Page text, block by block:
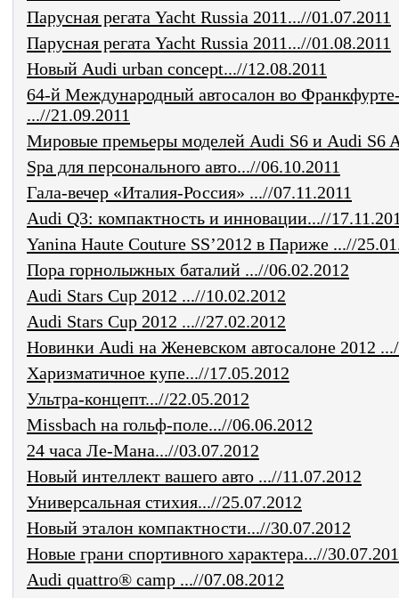
Парусная регата Yacht Russia 2011...//01.07.2011
Парусная регата Yacht Russia 2011...//01.08.2011
Новый Audi urban concept...//12.08.2011
64-й Международный автосалон во
...//21.09.2011
Мировые премьеры моделей Audi S6 и Audi S6
Spa для персонального авто...//06.10.2011
Гала-вечер «Италия-Россия» ...//07.11.2011
Audi Q3: компактность и инновации...//
Yanina Haute Couture SS’2012 в Париже ...//
Пора горнолыжных баталий ...//06.02.2012
Audi Stars Cup 2012 ...//10.02.2012
Audi Stars Cup 2012 ...//27.02.2012
Новинки Audi на Женевском автосалоне 2012
Харизматичное купе...//17.05.2012
Ультра-концепт...//22.05.2012
Missbach на гольф-поле...//06.06.2012
24 часа Ле-Мана...//03.07.2012
Новый интеллект вашего авто ...//11.07.2012
Универсальная стихия...//25.07.2012
Новый эталон компактности...//30.07.2012
Новые грани спортивного характера...//
Audi quattro® camp ...//07.08.2012